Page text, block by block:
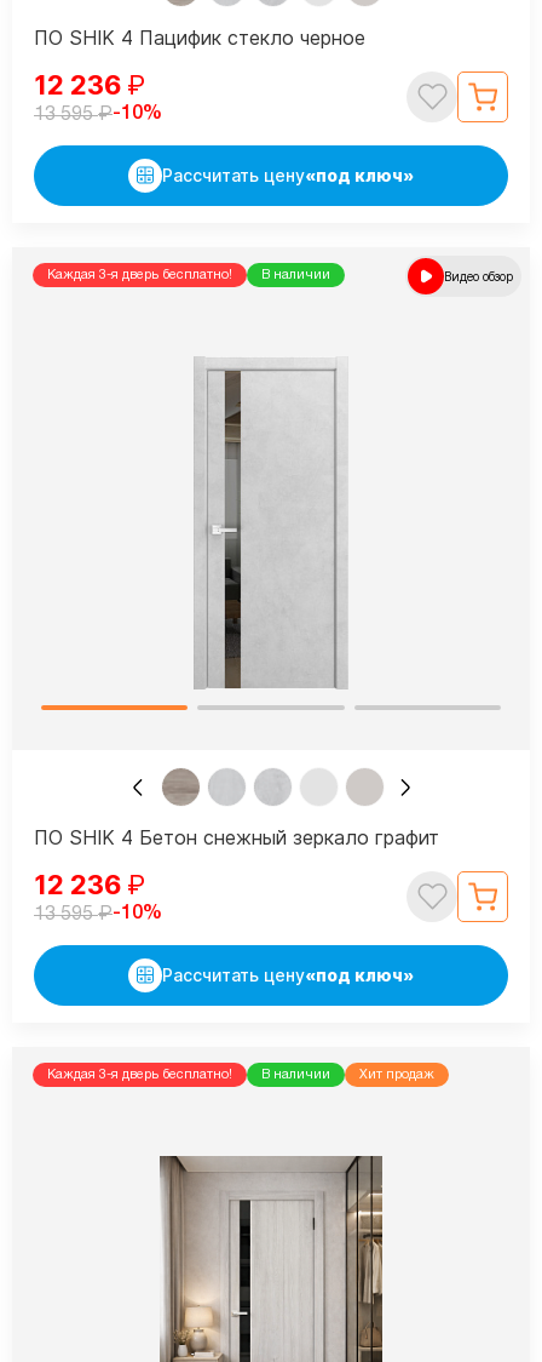
ПО SHIK 4 Пацифик стекло черное
12 236 ₽
13 595₽-10%
Рассчитать цену«под ключ»
Каждая 3-я дверь бесплатно! В наличии Видео обзор
ПО SHIK 4 Бетон снежный зеркало графит
12 236 ₽
13 595₽-10%
Рассчитать цену«под ключ»
Каждая 3-я дверь бесплатно! В наличии Хит продаж